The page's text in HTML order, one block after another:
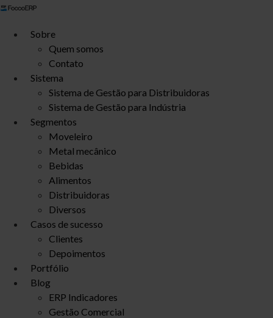
Ir
conteúdo
Sobre
Quem somos
Contato
Sistema
Sistema de Gestão para Distribuidoras
Sistema de Gestão para Indústria
Segmentos
Moveleiro
Metal mecânico
Bebidas
Alimentos
Distribuidoras
Diversos
Casos de sucesso
Clientes
Depoimentos
Portfólio
Blog
ERP Indicadores
Gestão Comercial